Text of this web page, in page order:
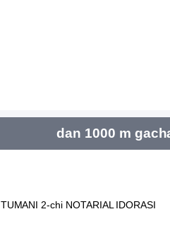
dan 1000 m
2-chi NOTARIAL IDORASI